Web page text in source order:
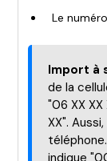
Le
Import à
de la
"06 XX XX
XX".
indique